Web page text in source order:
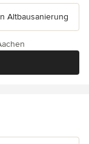
Altbausanierung